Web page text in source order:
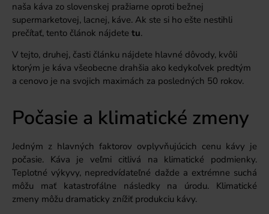
naša káva zo slovenskej pražiarne oproti bežnej
supermarketovej, lacnej, káve. Ak ste si ho ešte nestihli
prečítať, tento článok nájdete tu.
V tejto, druhej, časti článku nájdete hlavné dôvody, kvôli
ktorým je káva všeobecne drahšia ako kedykoľvek predtým
a cenovo je na svojich maximách za posledných 50 rokov.
Počasie a klimatické zmeny
Jedným z hlavných faktorov ovplyvňujúcich cenu kávy je
počasie. Káva je veľmi citlivá na klimatické podmienky.
Teplotné výkyvy, nepredvídateľné dažde a extrémne suchá
môžu mať katastrofálne následky na úrodu. Klimatické
zmeny môžu dramaticky znížiť produkciu kávy.